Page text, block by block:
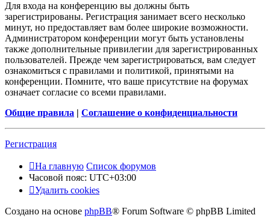
Для входа на конференцию вы должны быть
зарегистрированы. Регистрация занимает всего несколько
минут, но предоставляет вам более широкие возможности.
Администратором конференции могут быть установлены
также дополнительные привилегии для зарегистрированных
пользователей. Прежде чем зарегистрироваться, вам следует
ознакомиться с правилами и политикой, принятыми на
конференции. Помните, что ваше присутствие на форумах
означает согласие со всеми правилами.
Общие правила | Соглашение о конфиденциальности
Регистрация
На главную Список форумов
Часовой пояс: UTC+03:00
Удалить cookies
Создано на основе phpBB® Forum Software © phpBB Limited